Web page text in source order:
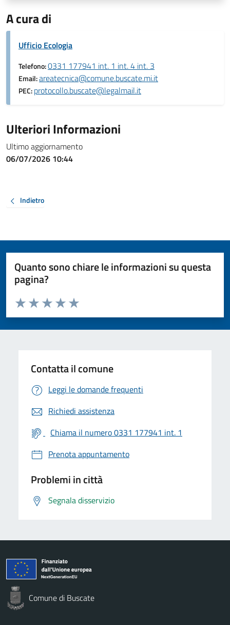
A cura di
Ufficio Ecologia
Telefono:0331 177941 int. 1 int. 4 int. 3
Email:areatecnica@comune.buscate.mi.it
PEC:protocollo.buscate@legalmail.it
Ulteriori Informazioni
Ultimo aggiornamento
06/07/2026 10:44
Indietro
Quanto sono chiare le informazioni su questa
pagina?
Valuta da 1 a 5 stelle la pagina
Valuta 5 stelle su 5
Valuta 4 stelle su 5
Valuta 3 stelle su 5
Valuta 2 stelle su 5
Valuta 1 stelle su 5
Contatta il comune
Leggi le domande frequenti
Richiedi assistenza
Chiama il numero 0331 177941 int. 1
Prenota appuntamento
Problemi in città
Segnala disservizio
Comune di Buscate